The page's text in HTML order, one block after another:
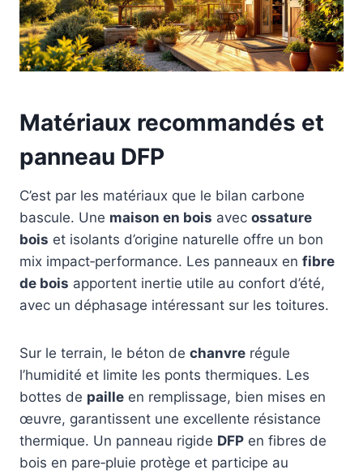
Matériaux recommandés et
panneau DFP
C’est par les matériaux que le bilan carbone
bascule. Une maison en bois avec ossature
bois et isolants d’origine naturelle offre un bon
mix impact‑performance. Les panneaux en fibre
de bois apportent inertie utile au confort d’été,
avec un déphasage intéressant sur les toitures.
Sur le terrain, le béton de chanvre régule
l’humidité et limite les ponts thermiques. Les
bottes de paille en remplissage, bien mises en
œuvre, garantissent une excellente résistance
thermique. Un panneau rigide DFP en fibres de
bois en pare‑pluie protège et participe au